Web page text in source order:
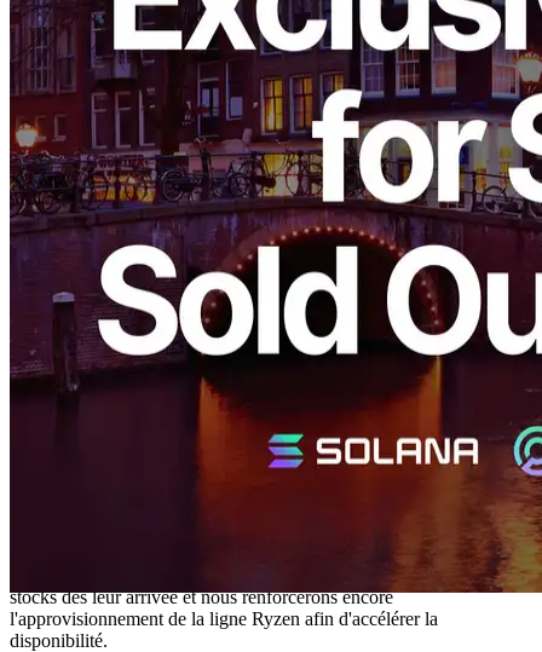
ELSOUL LABO B.V. (Siège: Amsterdam, Pays-Bas; PDG:
Fumitake Kawasaki), opérateur de ERPC (Amélioré) Solana RPC),
a le plaisir d'annoncer la vente complète des serveurs bare metal
dédiés exclusifs (Ryzen 7950X, 32 Go RAM, 99€ par mois) offert
dans la région d'Amsterdam et notre stratégie d'approvisionnement
renforcée.
Serveurs Ryzen populaires vendus;
nouveaux achats renforcés
Les serveurs bare metal dédiés qui ont vendu le CPU ultra-haute 24
heures AMD Ryzen 7950X, capable de vitesses jusqu'à 5.7 GHz
avec le limiteur turbo déverrouillé pour une performance
théoriquement maximale. Associés à un réseau dédié et à une
connexion « à distance zéro » aux nœuds Solana, ces serveurs ont
gagné en popularité parmi de nombreux DeFi projets et traders haute
Pour l'utilisation du serveur d'applications, les vitesses d'horloges
élevées et la faible latence pour la stabilité de pointe sont
hiérarchisées sur les grands cœurs RAM ou CPU multiples. Les
demande, ont reçu des retours très positifs et rapidement épuisé.
sincèrement pour tout inconvénient causé aux clients en attente de
disponibilité. Nous nous engageons à livrer rapidement de nouveaux
stocks dès leur arrivée et nous renforcerons encore
l'approvisionnement de la ligne Ryzen afin d'accélérer la
disponibilité.